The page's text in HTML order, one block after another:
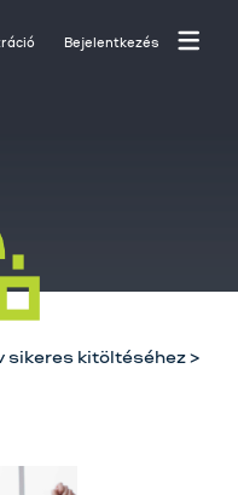
Bejelentkezés
Rólunk
sikeres kitöltéséhez>